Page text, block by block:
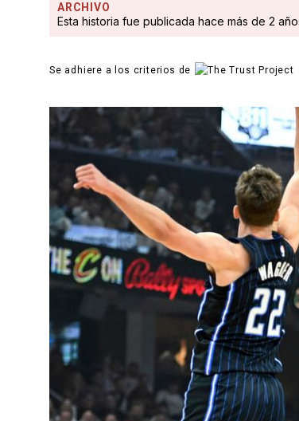
ARCHIVO
Esta historia fue publicada hace más de 2
Se adhiere a los criterios de